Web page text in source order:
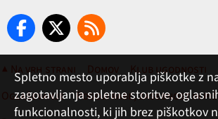
▲ Na vrh strani Domov Klub ugodnosti
Oglaševanje
Pogoji rabe, zasebnost in
Spletno mesto uporablja piškotke z
zagotavljanja spletne storitve,
funkcionalnosti, ki jih brez piškotkov